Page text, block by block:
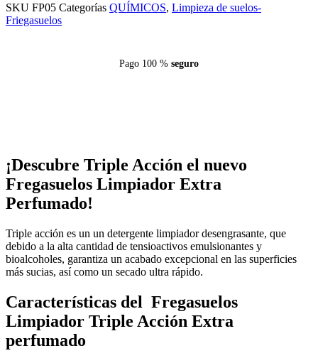
SKU FP05 Categorías QUÍMICOS, Limpieza de suelos-
Friegasuelos
Pago 100 % seguro
¡Descubre Triple Acción el nuevo
Fregasuelos Limpiador Extra
Perfumado!
Triple acción es un un detergente limpiador desengrasante, que
debido a la alta cantidad de tensioactivos emulsionantes y
bioalcoholes, garantiza un acabado excepcional en las superficies
más sucias, así como un secado ultra rápido.
Características del Fregasuelos
Limpiador Triple Acción Extra
perfumado